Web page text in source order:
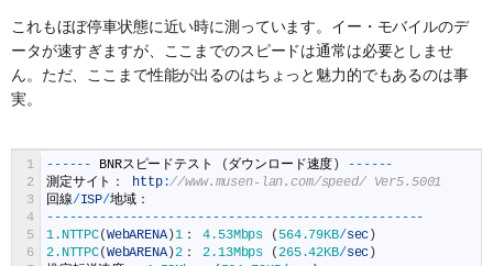
これもほぼ停車状態に近い時に測っています。イー・モバイルのデ
ータが速すぎますが、ここまでのスピードは通常は必要としませ
ん。ただ、ここまで性能が出るのはちょっと魅力的でもあるのは事
実。
1
2
3
4
5
6
-- ---- BNRスピードテスト (ダウンロード速度 ) -- -- --
測定サイト：
http://www.musen-lan.com/speed/ Ver5.5001
回線/ISP/地域：
-- ---- -- -- ---- -- -- -- -- -- -- -- -- -- ---- -- -- ---- -- -- --
1.NTTPC(WebARENA)1： 4.53Mbps ( 564.79KB/sec )
2.NTTPC(WebARENA)2： 2.13Mbps (265.42KB/sec )